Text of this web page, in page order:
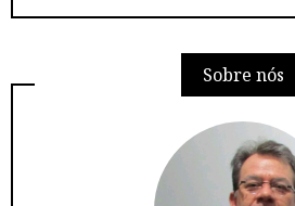
Sobre nós